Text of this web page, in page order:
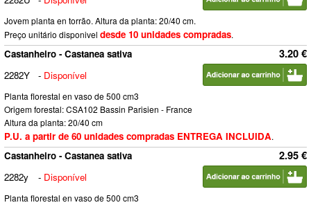
Jovem planta en torrão. Altura da planta: 20/40 cm.
Preço unitário disponivel desde 10 unidades compradas.
3.20 €
Castanheiro - Castanea sativa
2282Y
- Disponível
Planta florestal en vaso de 500 cm3
Origem forestal: CSA102 Bassin Parisien - France
Altura da planta: 20/40 cm
P.U. a partir de 60 unidades compradas ENTREGA INCLUIDA.
2.95 €
Castanheiro - Castanea sativa
2282y
- Disponível
Planta florestal en vaso de 500 cm3